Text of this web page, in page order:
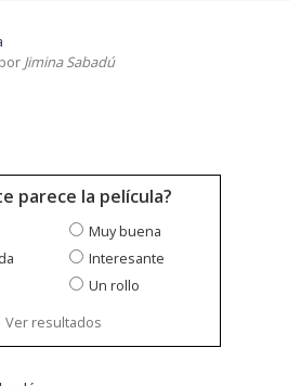
Jimina Sabadú
parece la película?
Muy buena
Interesante
Un rollo
Ver resultados